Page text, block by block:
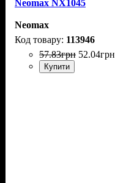
Neomax NX1045
Neomax
113946
57.83грн 52.04грн
Купити